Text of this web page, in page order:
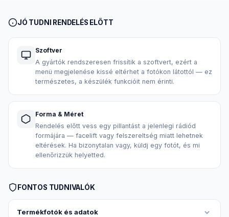
JÓ TUDNI RENDELÉS ELŐTT
Szoftver
A gyártók rendszeresen frissítik a szoftvert, ezért a
menü megjelenése kissé eltérhet a fotókon látottól — ez
természetes, a készülék funkcióit nem érinti.
Forma & Méret
Rendelés előtt vess egy pillantást a jelenlegi rádiód
formájára — facelift vagy felszereltség miatt lehetnek
eltérések. Ha bizonytalan vagy, küldj egy fotót, és mi
ellenőrizzük helyetted.
FONTOS TUDNIVALÓK
Termékfotók és adatok